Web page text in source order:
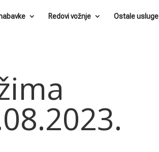
Redovi vožnje Ostale usluge